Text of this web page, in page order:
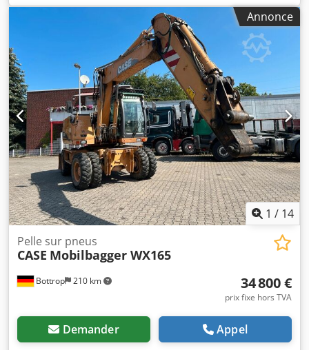
documents
Annonce
1 / 14
Bottrop 210 km
Pelle sur pneus
CASE Mobilbagger WX165
34 800 €
prix fixe hors TVA
Demander Appel